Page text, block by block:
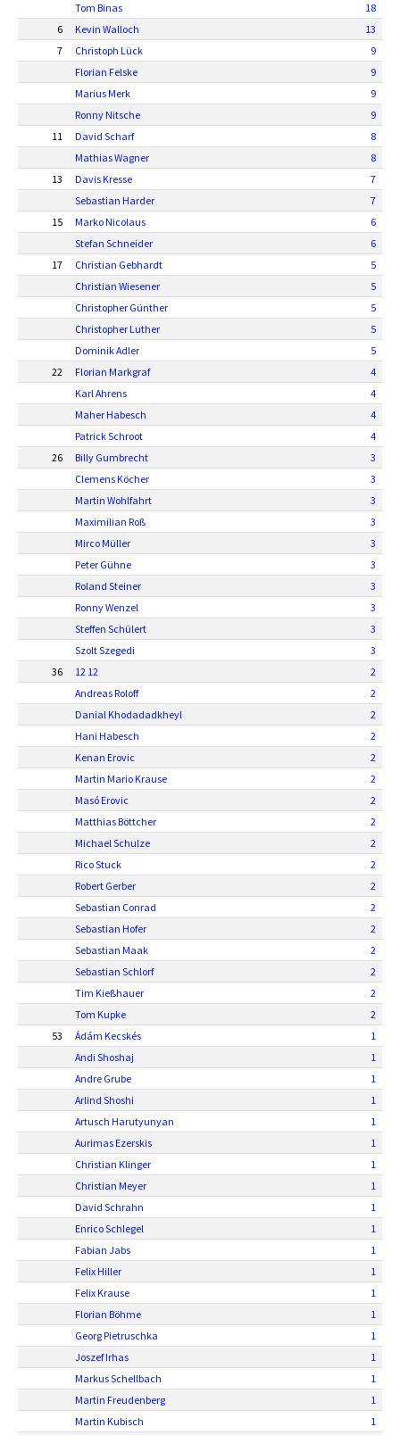
Tom Binas
18
6
Kevin Walloch
13
7
Christoph Lück
9
Florian Felske
9
Marius Merk
9
Ronny Nitsche
9
11
David Scharf
8
Mathias Wagner
8
13
Davis Kresse
7
Sebastian Harder
7
15
Marko Nicolaus
6
Stefan Schneider
6
17
Christian Gebhardt
5
Christian Wiesener
5
Christopher Günther
5
Christopher Luther
5
Dominik Adler
5
22
Florian Markgraf
4
Karl Ahrens
4
Maher Habesch
4
Patrick Schroot
4
26
Billy Gumbrecht
3
Clemens Köcher
3
Martin Wohlfahrt
3
Maximilian Roß
3
Mirco Müller
3
Peter Gühne
3
Roland Steiner
3
Ronny Wenzel
3
Steffen Schülert
3
Szolt Szegedi
3
36
12 12
2
Andreas Roloff
2
Danial Khodadadkheyl
2
Hani Habesch
2
Kenan Erovic
2
Martin Mario Krause
2
Masó Erovic
2
Matthias Böttcher
2
Michael Schulze
2
Rico Stuck
2
Robert Gerber
2
Sebastian Conrad
2
Sebastian Hofer
2
Sebastian Maak
2
Sebastian Schlorf
2
Tim Kießhauer
2
Tom Kupke
2
53
Ádám Kecskés
1
Andi Shoshaj
1
Andre Grube
1
Arlind Shoshi
1
Artusch Harutyunyan
1
Aurimas Ezerskis
1
Christian Klinger
1
Christian Meyer
1
David Schrahn
1
Enrico Schlegel
1
Fabian Jabs
1
Felix Hiller
1
Felix Krause
1
Florian Böhme
1
Georg Pietruschka
1
Joszef Irhas
1
Markus Schellbach
1
Martin Freudenberg
1
Martin Kubisch
1